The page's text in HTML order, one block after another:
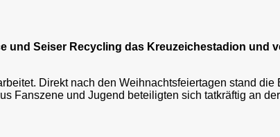
und Seiser Recycling das Kreuzeichestadion und
Direkt nach den Weihnachtsfeiertagen stand die
Fanszene und Jugend beteiligten sich tatkräftig an